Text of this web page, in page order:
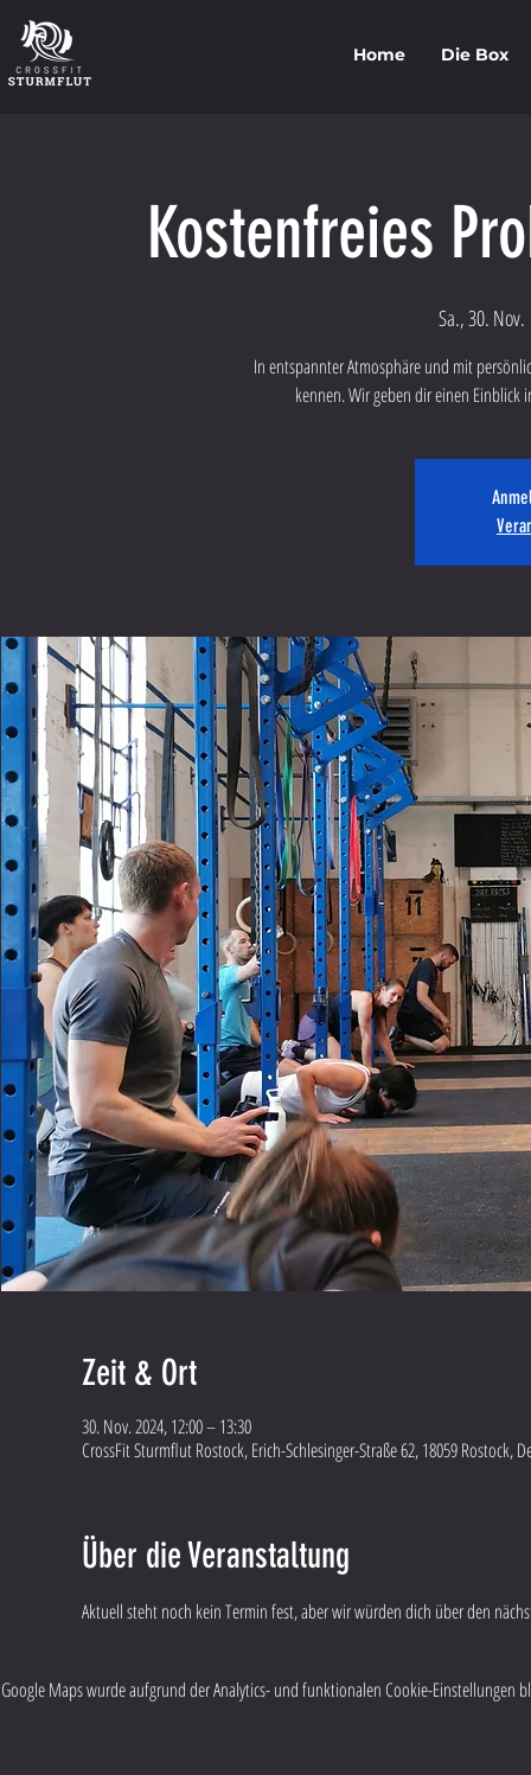
Home Die Box
Kostenfreies
Sa., 30. Nov.
In entspannter Atmosphäre und mit
kennen. Wir geben dir einen Einblick
Zeit & Ort
30. Nov. 2024, 12:00 – 13:30
CrossFit Sturmflut Rostock, Erich-Schlesinger-Straße 62, 18059 Rostock,
Über die Veranstaltung
Aktuell steht noch kein Termin fest, aber wir würden dich über den
Google Maps wurde aufgrund der Analytics- und funktionalen Cookie-Einstellungen